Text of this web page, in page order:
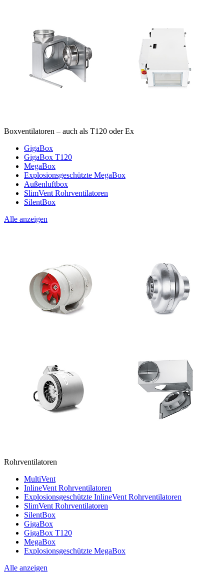
Boxventilatoren – auch als T120 oder Ex
GigaBox
GigaBox T120
MegaBox
Explosionsgeschützte MegaBox
Außenluftbox
SlimVent Rohrventilatoren
SilentBox
Alle anzeigen
Rohrventilatoren
MultiVent
InlineVent Rohrventilatoren
Explosionsgeschützte InlineVent Rohrventilatoren
SlimVent Rohrventilatoren
SilentBox
GigaBox
GigaBox T120
MegaBox
Explosionsgeschützte MegaBox
Alle anzeigen